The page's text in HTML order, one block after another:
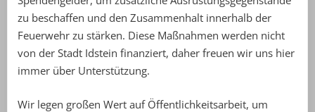
zu beschaffen und den Zusammenhalt innerhalb der
Feuerwehr zu stärken. Diese Maßnahmen werden nicht
von der Stadt Idstein finanziert, daher freuen wir uns hier
immer über Unterstützung.
Wir legen großen Wert auf Öffentlichkeitsarbeit, um